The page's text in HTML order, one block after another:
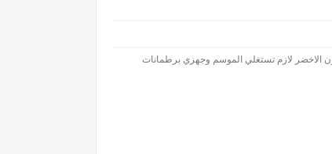
الاخضر لازم تستغلي الموسم وجهزي برطمانات